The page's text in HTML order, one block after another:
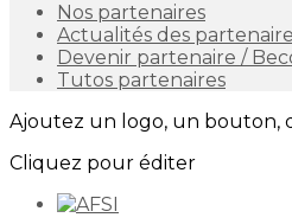
Nos partenaires
Actualités des
Devenir partenaire /
Tutos partenaires
Ajoutez un logo, un bouton,
Cliquez pour éditer